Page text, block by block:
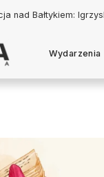
Politycy w
Wydarzenia